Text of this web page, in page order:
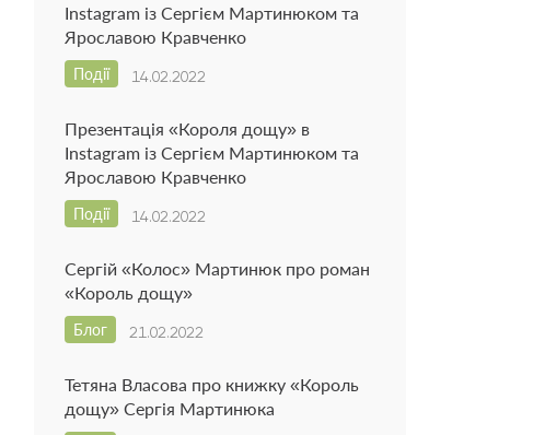
Instagram із Сергієм Мартинюком та
Ярославою Кравченко
14.02.2022
Події
Презентація «Короля дощу» в
Instagram із Сергієм Мартинюком та
Ярославою Кравченко
14.02.2022
Події
Сергій «Колос» Мартинюк про роман
«Король дощу»
21.02.2022
Блог
Тетяна Власова про книжку «Король
дощу» Сергія Мартинюка